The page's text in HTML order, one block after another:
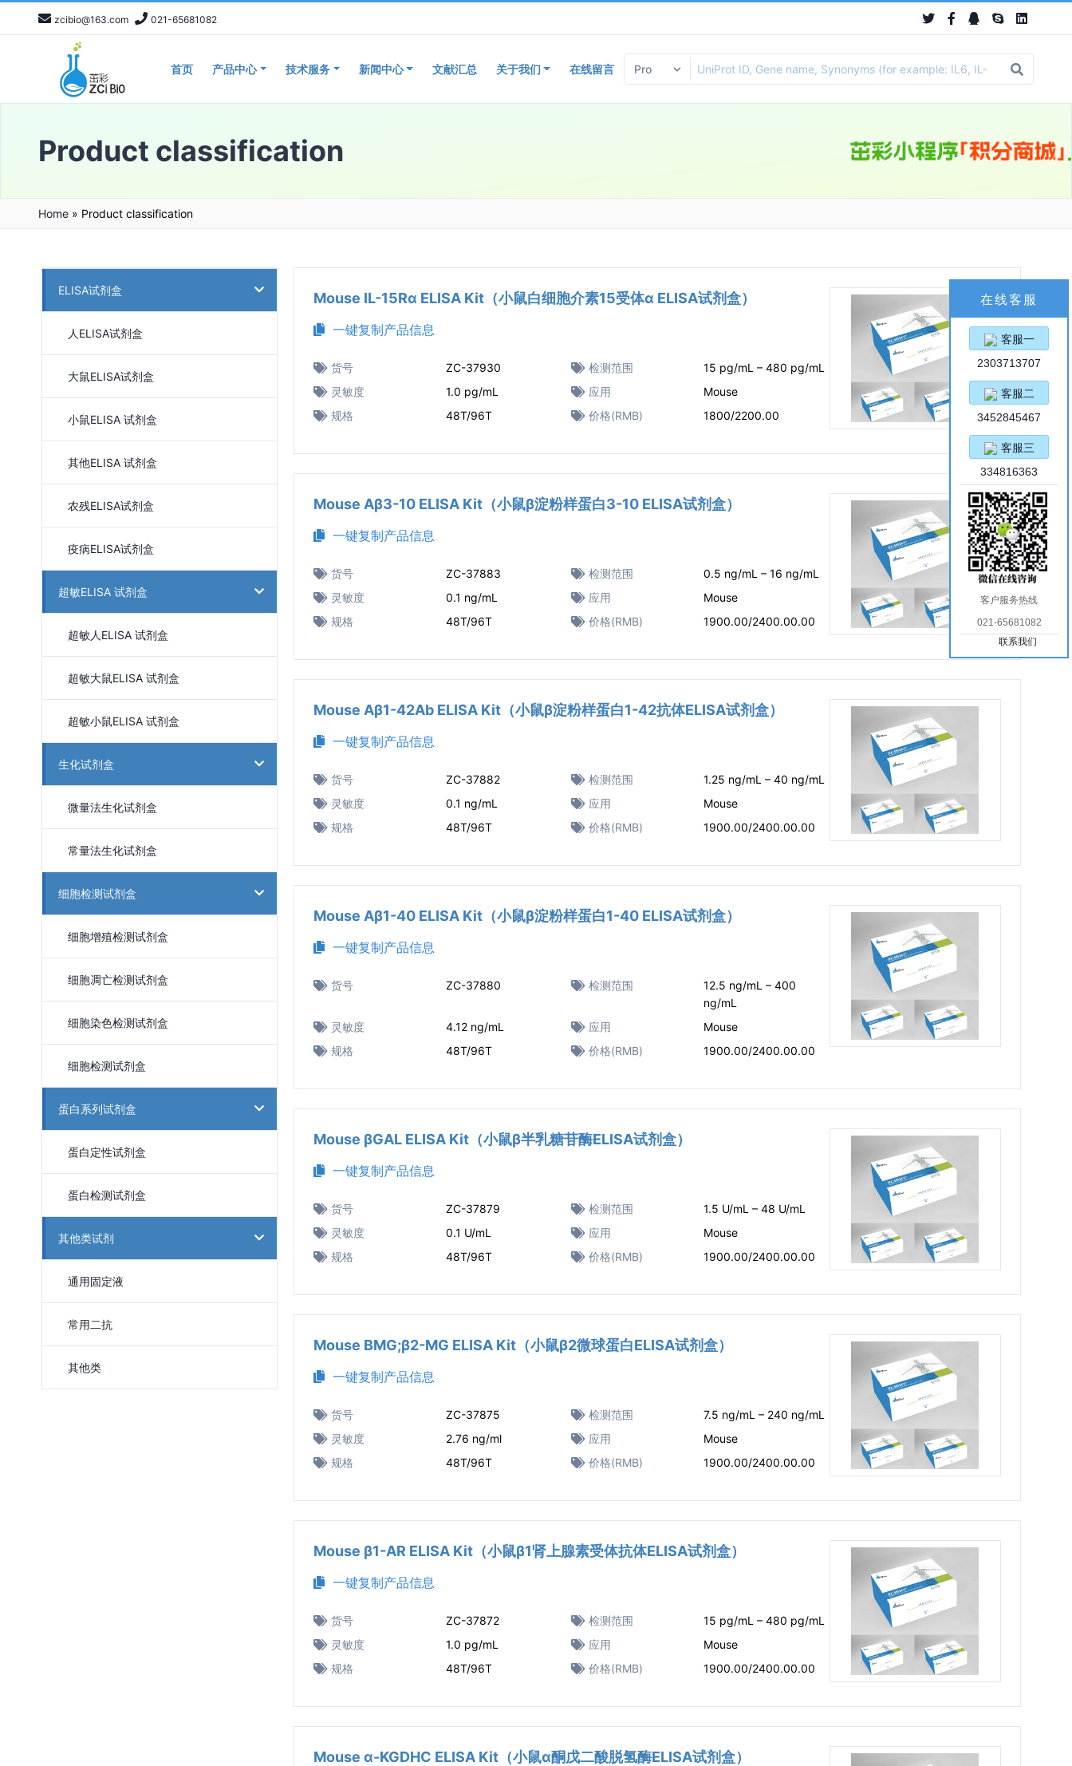
zcibio@163.com 021-65681082
首页 产品中心 技术服务 新闻中心 文献汇总 关于我们 在线留言
Product classification
Home » Product classification
Mouse IL-15Rα ELISA Kit（小鼠白细胞介素15受体α ELISA试剂盒）
一键复制产品信息
货号 ZC-37930 检测范围
15 pg/mL – 480 pg/mL
灵敏度
1.0 pg/mL 应用
Mouse
规格
48T/96T 价格(RMB) 1800/2200.00
Mouse Aβ3-10 ELISA Kit（小鼠β淀粉样蛋白3-10 ELISA试剂盒）
一键复制产品信息
货号 ZC-37883 检测范围
0.5 ng/mL – 16 ng/mL
灵敏度
0.1 ng/mL 应用
Mouse
规格
48T/96T 价格(RMB) 1900.00/2400.00.00
Mouse Aβ1-42Ab ELISA Kit（小鼠β淀粉样蛋白1-42抗体ELISA试剂盒）
一键复制产品信息
货号 ZC-37882 检测范围
1.25 ng/mL – 40 ng/mL
灵敏度
0.1 ng/mL 应用
Mouse
规格
48T/96T 价格(RMB) 1900.00/2400.00.00
Mouse Aβ1-40 ELISA Kit（小鼠β淀粉样蛋白1-40 ELISA试剂盒）
一键复制产品信息
货号 ZC-37880 检测范围
12.5 ng/mL – 400
ng/mL
灵敏度
4.12 ng/mL 应用
Mouse
规格
48T/96T 价格(RMB) 1900.00/2400.00.00
Mouse βGAL ELISA Kit（小鼠β半乳糖苷酶ELISA试剂盒）
一键复制产品信息
货号 ZC-37879 检测范围
1.5 U/mL – 48 U/mL
灵敏度
0.1 U/mL 应用
Mouse
规格
48T/96T 价格(RMB) 1900.00/2400.00.00
Mouse BMG;β2-MG ELISA Kit（小鼠β2微球蛋白ELISA试剂盒）
一键复制产品信息
货号 ZC-37875 检测范围
7.5 ng/mL – 240 ng/mL
灵敏度
2.76 ng/ml 应用
Mouse
规格
48T/96T 价格(RMB) 1900.00/2400.00.00
Mouse β1-AR ELISA Kit（小鼠β1肾上腺素受体抗体ELISA试剂盒）
一键复制产品信息
货号 ZC-37872 检测范围
15 pg/mL – 480 pg/mL
灵敏度
1.0 pg/mL 应用
Mouse
规格
48T/96T 价格(RMB) 1900.00/2400.00.00
Mouse α-KGDHC ELISA Kit（小鼠α酮戊二酸脱氢酶ELISA试剂盒）
ELISA试剂盒
人ELISA试剂盒
大鼠ELISA试剂盒
小鼠ELISA 试剂盒
其他ELISA 试剂盒
农残ELISA试剂盒
疫病ELISA试剂盒
超敏ELISA 试剂盒
超敏人ELISA 试剂盒
超敏大鼠ELISA 试剂盒
超敏小鼠ELISA 试剂盒
生化试剂盒
微量法生化试剂盒
常量法生化试剂盒
细胞检测试剂盒
细胞增殖检测试剂盒
细胞凋亡检测试剂盒
细胞染色检测试剂盒
细胞检测试剂盒
蛋白系列试剂盒
蛋白定性试剂盒
蛋白检测试剂盒
其他类试剂
通用固定液
常用二抗
其他类
在线客服
客服一
2303713707
客服二
3452845467
客服三
334816363
客户服务热线
021-65681082
联系我们